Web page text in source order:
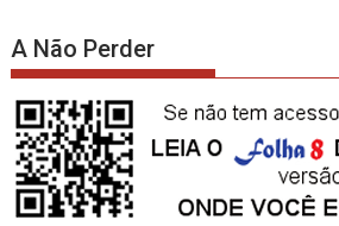
A Não Perder